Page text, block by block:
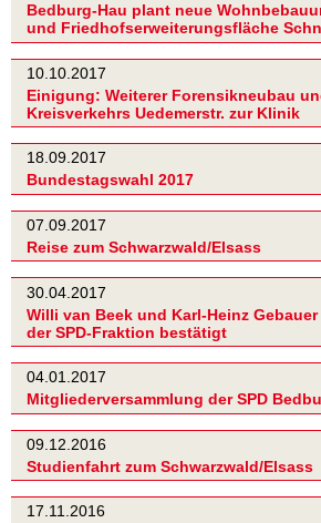
Bedburg-Hau plant neue
und Friedhofserweiterungsfläche
10.10.2017
Einigung: Weiterer Forensikneubau
Kreisverkehrs Uedemerstr. zur Klinik
18.09.2017
Bundestagswahl 2017
07.09.2017
Reise zum Schwarzwald/Elsass
30.04.2017
Willi van Beek und Karl-Heinz
der SPD-Fraktion bestätigt
04.01.2017
Mitgliederversammlung der SPD
09.12.2016
Studienfahrt zum Schwarzwald/Elsass
17.11.2016